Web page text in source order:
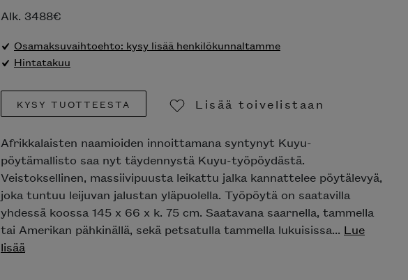
Alk. 3488€
Osamaksuvaihtoehto: kysy lisää henkilökunnaltamme
Hintatakuu
KYSY TUOTTEESTA
Lisää toivelistaan
Afrikkalaisten naamioiden innoittamana syntynyt Kuyu-
pöytämallisto saa nyt täydennystä Kuyu-työpöydästä.
Veistoksellinen, massiivipuusta leikattu jalka kannattelee pöytälevyä,
joka tuntuu leijuvan jalustan yläpuolella. Työpöytä on saatavilla
yhdessä koossa 145 x 66 x k. 75 cm. Saatavana saarnella, tammella
tai Amerikan pähkinällä, sekä petsatulla tammella lukuisissa... Lue
lisää